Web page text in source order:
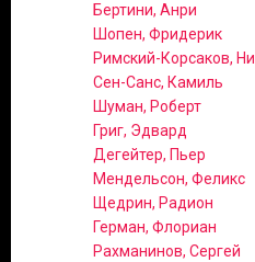
Бертини, Анри
Шопен, Фридерик
Римский-Корсаков,
Сен-Санс, Камиль
Шуман, Роберт
Григ, Эдвард
Дегейтер, Пьер
Мендельсон, Феликс
Щедрин, Радион
Герман, Флориан
Рахманинов, Сергей